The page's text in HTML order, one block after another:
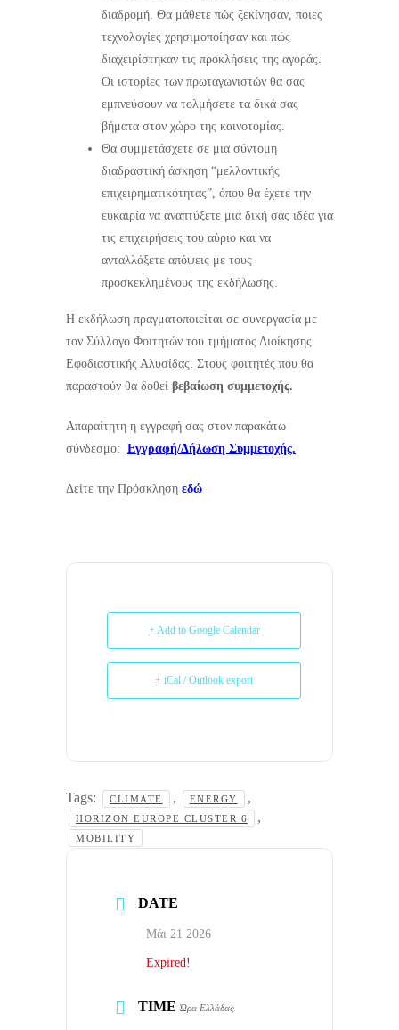
διαδρομή. Θα μάθετε πώς ξεκίνησαν, ποιες
τεχνολογίες χρησιμοποίησαν και πώς
διαχειρίστηκαν τις προκλήσεις της αγοράς.
Οι ιστορίες των πρωταγωνιστών θα σας
εμπνεύσουν να τολμήσετε τα δικά σας
βήματα στον χώρο της καινοτομίας.
Θα συμμετάσχετε σε μια σύντομη
διαδραστική άσκηση “μελλοντικής
επιχειρηματικότητας”, όπου θα έχετε την
ευκαιρία να αναπτύξετε μια δική σας ιδέα για
τις επιχειρήσεις του αύριο και να
ανταλλάξετε απόψεις με τους
προσκεκλημένους της εκδήλωσης.
Η εκδήλωση πραγματοποιείται σε συνεργασία με
τον Σύλλογο Φοιτητών του τμήματος Διοίκησης
Εφοδιαστικής Αλυσίδας. Στους φοιτητές που θα
παραστούν θα δοθεί βεβαίωση συμμετοχής.
Απαραίτητη η εγγραφή σας στον παρακάτω
σύνδεσμο: Εγγραφή/Δήλωση Συμμετοχής.
Δείτε την Πρόσκληση εδώ
+ Add to Google Calendar
+ iCal / Outlook export
Tags: CLIMATE , ENERGY ,
HORIZON EUROPE CLUSTER 6 ,
MOBILITY
DATE
Μάι 21 2026
Expired!
TIME Ώρα Ελλάδας